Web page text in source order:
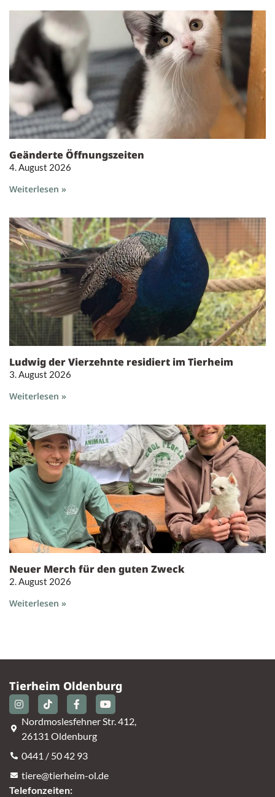
Geänderte Öffnungszeiten
4. August 2026
Weiterlesen »
Ludwig der Vierzehnte residiert im Tierheim
3. August 2026
Weiterlesen »
Neuer Merch für den guten Zweck
2. August 2026
Weiterlesen »
Tierheim Oldenburg
Nordmoslesfehner Str. 412,
26131 Oldenburg
0441 / 50 42 93
tiere@tierheim-ol.de
Telefonzeiten: